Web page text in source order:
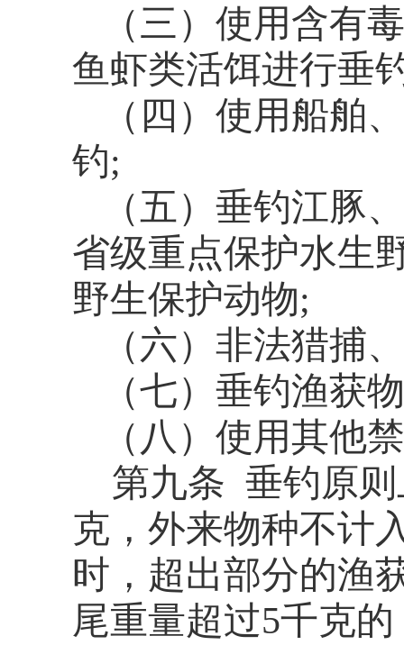
（三） 使用含有
鱼虾类活饵进行垂
（四） 使用船舶
钓;
（五）垂钓江豚
省级重点保护水生
野生保护动物;
（六）非法猎捕
（七） 垂钓渔获
（八） 使用其他
第九条 垂钓原
克，外来物种不计
时，超出部分的渔
尾重量超过5千克